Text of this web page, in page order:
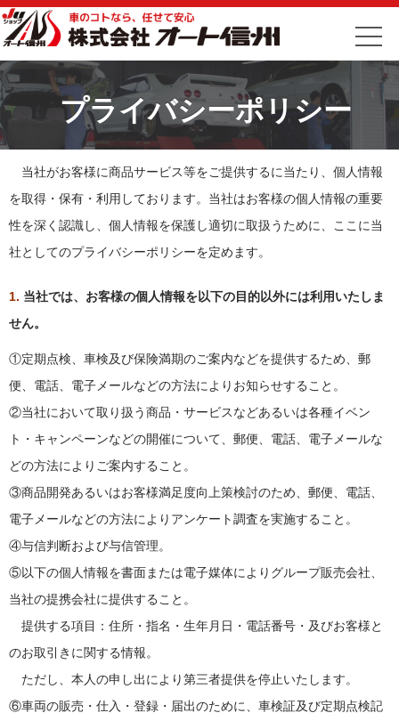
プライバシーポリシー
当社がお客様に商品サービス等をご提供するに当たり、個人情報
を取得・保有・利用しております。当社はお客様の個人情報の重要
性を深く認識し、個人情報を保護し適切に取扱うために、ここに当
社としてのプライバシーポリシーを定めます。
1. 当社では、お客様の個人情報を以下の目的以外には利用いたしま
せん。
①定期点検、車検及び保険満期のご案内などを提供するため、郵
便、電話、電子メールなどの方法によりお知らせすること。
②当社において取り扱う商品・サービスなどあるいは各種イベン
ト・キャンペーンなどの開催について、郵便、電話、電子メールな
どの方法によりご案内すること。
③商品開発あるいはお客様満足度向上策検討のため、郵便、電話、
電子メールなどの方法によりアンケート調査を実施すること。
④与信判断および与信管理。
⑤以下の個人情報を書面または電子媒体によりグループ販売会社、
当社の提携会社に提供すること。
提供する項目：住所・指名・生年月日・電話番号・及びお客様と
のお取引きに関する情報。
ただし、本人の申し出により第三者提供を停止いたします。
⑥車両の販売・仕入・登録・届出のために、車検証及び定期点検記